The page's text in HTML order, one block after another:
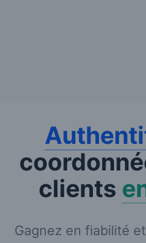
clients
Gagnez en fiabilité